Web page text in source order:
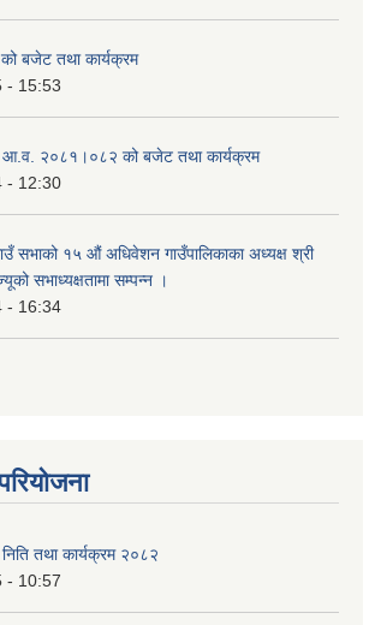
बजेट तथा कार्यक्रम
- 15:53
आ.व. २०८१।०८२ को बजेट तथा कार्यक्रम
- 12:30
सभाको १५ औं अधिवेशन गाउँपालिकाका अध्यक्ष श्री
सभाध्यक्षतामा सम्पन्न ।
- 16:34
तथा कार्यक्रम २०८२
- 10:57